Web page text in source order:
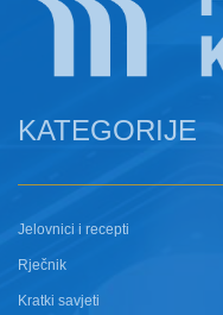
KATEGORIJE
Jelovnici i recepti
Rječnik
Kratki savjeti